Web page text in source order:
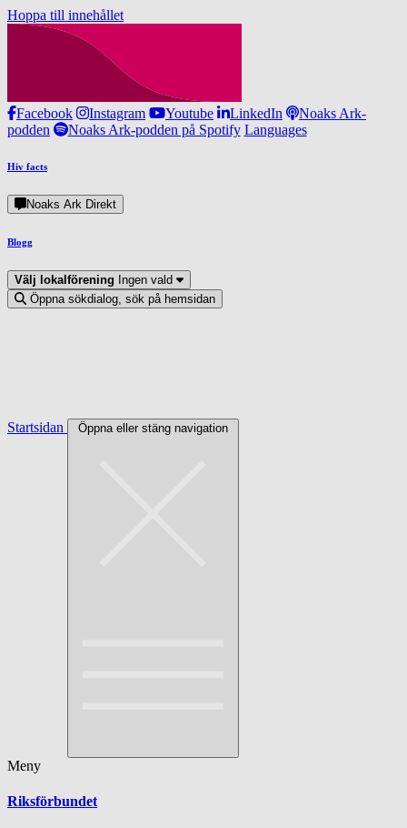
Hoppa till innehållet
Facebook Instagram Youtube LinkedIn
Noaks Ark-
podden
Noaks Ark-podden på Spotify Languages
Hiv facts
Noaks Ark Direkt
Blogg
Välj lokalförening Ingen vald
Öppna sökdialog, sök på hemsidan
Startsidan Öppna eller stäng navigation
Meny
Riksförbundet